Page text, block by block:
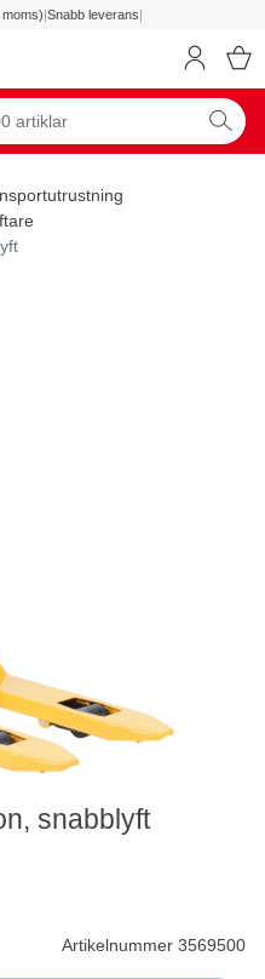
|Snabb leverans|
Artikelnummer 3569500
snabblyft